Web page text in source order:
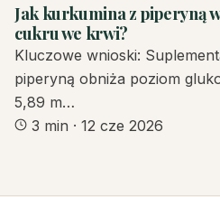
Jak kurkumina z piperyną
cukru we krwi?
Kluczowe wnioski:
piperyną obniża poziom
5,89 m…
3 min · 12 cze 2026